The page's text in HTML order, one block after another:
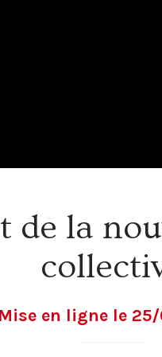
de la
Mise en ligne le